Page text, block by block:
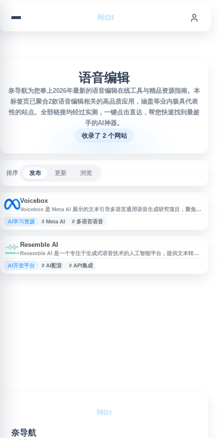
语音编辑
奈导航为您奉上2026年最新的语音编辑在线工具与精品资源指南。本
标签页已聚合2款语音编辑相关的高品质应用，涵盖等业内极具代表
性的站点。全部链接均经过实测，一键点击直达，帮您快速找到最趁
手的AI神器。
收录了 2 个网站
排序 发布 更新 浏览
Voicebox
Voicebox 是 Meta AI 展示的文本引导多语言通用语音生成研究项目，聚焦大
规模语音合成与编辑能力。网站介绍 Voicebox 在跨语言语音生成、文本到语
音、语音修复和内容编辑等方向的技术思路与示例，适合关注生成式 AI、语
AI学习资源 # Meta AI # 多语言语音
Resemble AI
Resemble AI 是一个专注于生成式语音技术的人工智能平台，提供文本转语
音、语音克隆、语音编辑、本地化配音与音频合成等服务。平台面向游戏、影
视、广告、客服、教育和内容创作等场景，支持创建自然拟真的 AI 声音，并
AI开发平台 # AI配音 # API集成
奈导航